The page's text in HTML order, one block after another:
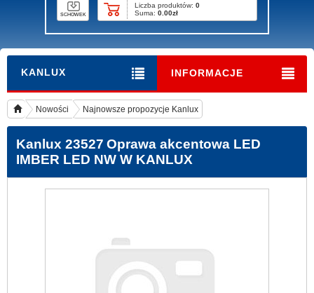
SCHOWEK
Liczba produktów: 0
Suma: 0.00zł
KANLUX INFORMACJE
Nowości Najnowsze propozycje Kanlux
Kanlux 23527 Oprawa akcentowa LED
IMBER LED NW W KANLUX